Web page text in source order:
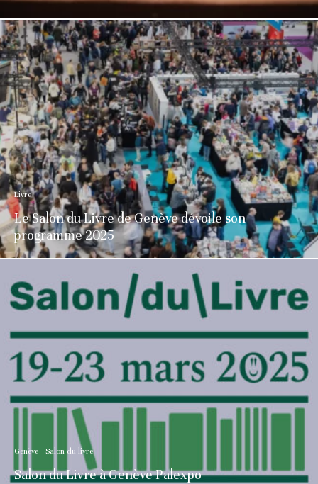
Livre
Le Salon du Livre de Genève dévoile son
programme 2025
Genève Salon du livre
Salon du Livre à Genève Palexpo